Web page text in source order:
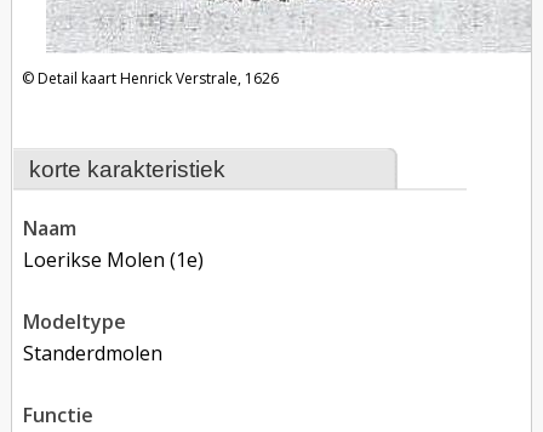
korte karakteristiek
naam
Loerikse Molen (1e)
modeltype
Standerdmolen
functie
Detail kaart Henrick Verstrale, 1626